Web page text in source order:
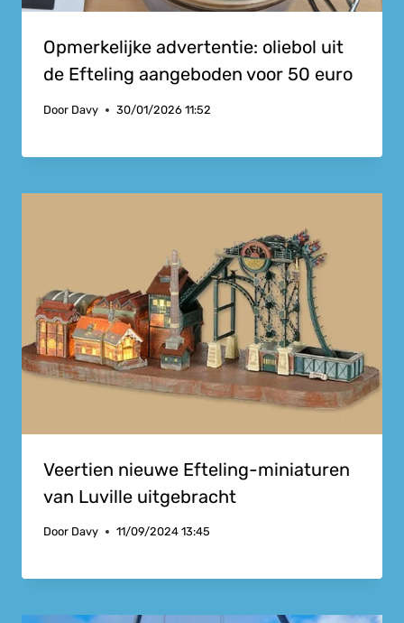
Opmerkelijke advertentie: oliebol uit
de Efteling aangeboden voor 50 euro
Door Davy 30/01/2026 11:52
Veertien nieuwe Efteling-miniaturen
van Luville uitgebracht
Door Davy 11/09/2024 13:45